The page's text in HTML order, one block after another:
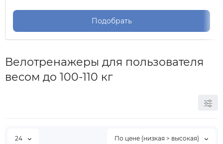
Подобрать
Велотренажеры для пользователя
весом до 100-110 кг
24 По цене (низкая > высокая)